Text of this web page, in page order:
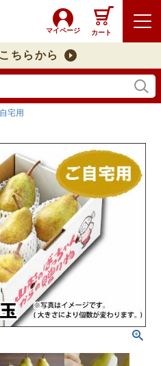
マイページ カート
ちらから
宅用